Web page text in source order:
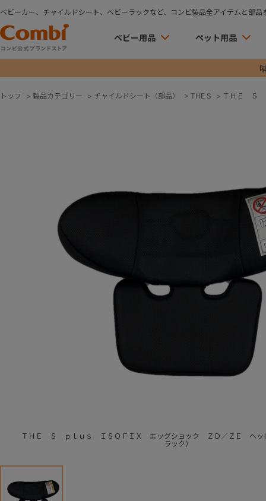
ベビーカー、チャイルドシート、ベビーラックなど、コンビ製品全アイテムと部品
ベビー用品 ペット用品
トップ > 製品カテゴリー > チャイルドシート（部品） > THE S > ＴＨＥ Ｓ
ＴＨＥ Ｓ ｐｌｕｓ ＩＳＯＦＩＸ エッグショック ＺＤ／ＺＥ ヘッ
ラック）